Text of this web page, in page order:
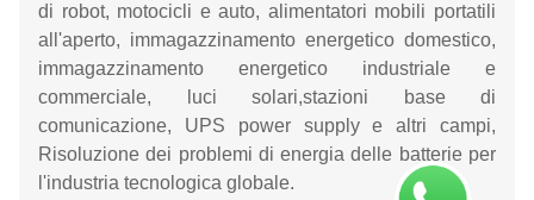
di robot, motocicli e auto, alimentatori mobili portatili
all'aperto, immagazzinamento energetico domestico,
immagazzinamento energetico industriale e
commerciale, luci solari,stazioni base di
comunicazione, UPS power supply e altri campi,
Risoluzione dei problemi di energia delle batterie per
l'industria tecnologica globale.